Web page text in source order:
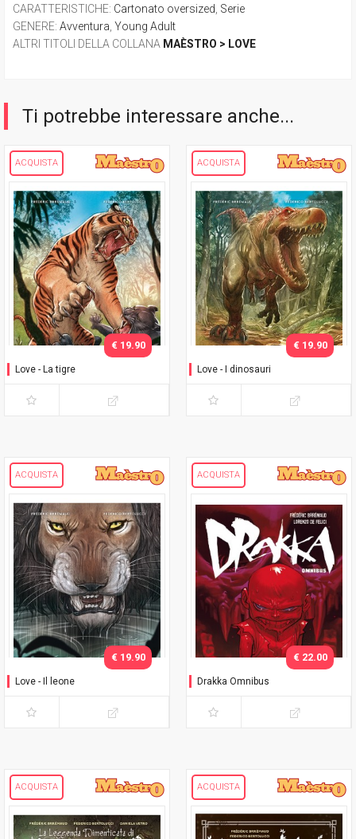
CARATTERISTICHE: Cartonato oversized Serie
GENERE: Avventura Young Adult
ALTRI TITOLI DELLA COLLANA MAÈSTRO > LOVE
Ti potrebbe interessare anche...
ACQUISTA
Love - La tigre
€ 19.90
ACQUISTA
Love - I dinosauri
€ 19.90
ACQUISTA
Love - Il leone
€ 19.90
ACQUISTA
Drakka Omnibus
€ 22.00
ACQUISTA ACQUISTA